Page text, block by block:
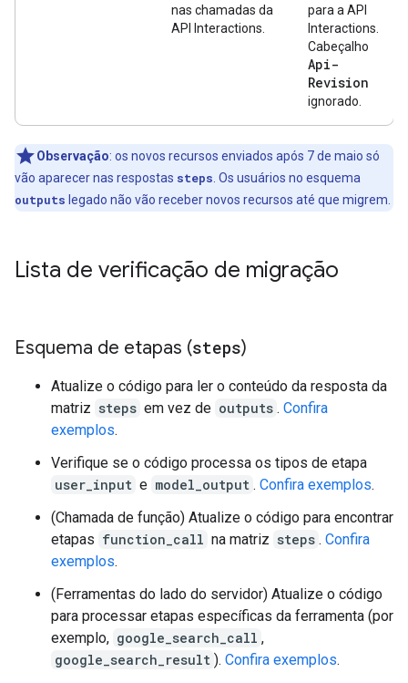
nas chamadas da
API Interactions.
para a API
Interactions.
Cabeçalho
Api-
Revision
ignorado.
Observação: os novos recursos enviados após 7 de maio só
vão aparecer nas respostas steps . Os usuários no esquema
outputs legado não vão receber novos recursos até que migrem.
Lista de verificação de migração
Esquema de etapas (steps)
Atualize o código para ler o conteúdo da resposta da
matriz steps em vez de outputs . Confira
exemplos.
Verifique se o código processa os tipos de etapa
user_input e model_output . Confira exemplos.
(Chamada de função) Atualize o código para encontrar
etapas function_call na matriz steps . Confira
exemplos.
(Ferramentas do lado do servidor) Atualize o código
para processar etapas específicas da ferramenta (por
exemplo, google_search_call ,
google_search_result ). Confira exemplos.